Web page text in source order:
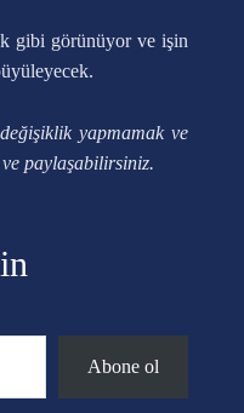
gibi görünüyor ve işin
yapmamak ve
paylaşabilirsiniz.
Abone ol